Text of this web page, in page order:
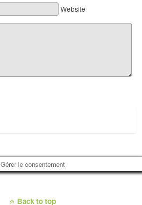
Website
Gérer le consentement
Back to top